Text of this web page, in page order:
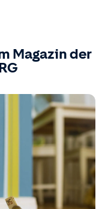
Magazin der